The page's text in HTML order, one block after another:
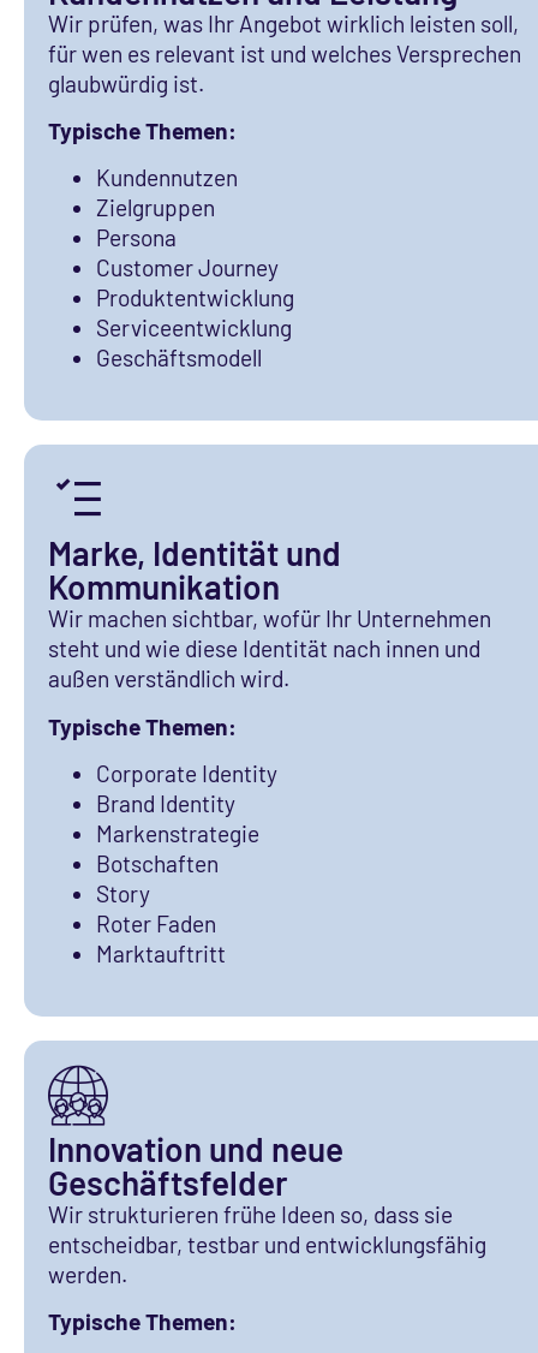
Wir prüfen, was Ihr Angebot wirklich leisten soll,
für wen es relevant ist und welches Versprechen
glaubwürdig ist.
Typische Themen:
Kundennutzen
Zielgruppen
Persona
Customer Journey
Produktentwicklung
Serviceentwicklung
Geschäftsmodell
Marke, Identität und
Kommunikation
Wir machen sichtbar, wofür Ihr Unternehmen
steht und wie diese Identität nach innen und
außen verständlich wird.
Typische Themen:
Corporate Identity
Brand Identity
Markenstrategie
Botschaften
Story
Roter Faden
Marktauftritt
Innovation und neue
Geschäftsfelder
Wir strukturieren frühe Ideen so, dass sie
entscheidbar, testbar und entwicklungsfähig
werden.
Typische Themen: